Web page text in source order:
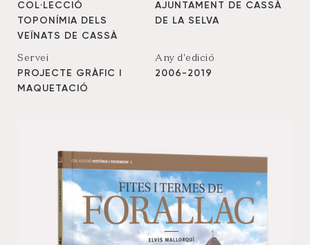
COL·LECCIÓ
TOPONÍMIA DELS
VEÏNATS DE CASSÀ
AJUNTAMENT DE CASSÀ
DE LA SELVA
Servei
PROJECTE GRÀFIC I
MAQUETACIÓ
Any d'edició
2006-2019